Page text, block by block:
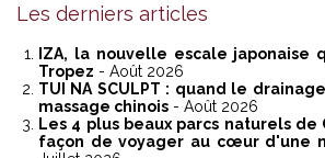
Les derniers articles
IZA, la nouvelle escale japonaise
Tropez - Août 2026
TUI NA SCULPT : quand le
massage chinois - Août 2026
Les 4 plus beaux parcs naturels
façon de voyager au cœur d'une